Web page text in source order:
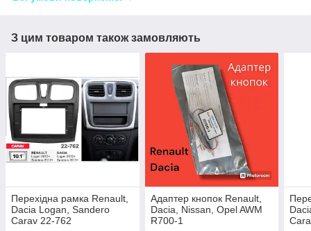
З цим товаром також замовляють
Перехідна рамка Renault,
Dacia Logan, Sandero
Carav 22-762
Адаптер кнопок Renault,
Dacia, Nissan, Opel AWM
R700-1